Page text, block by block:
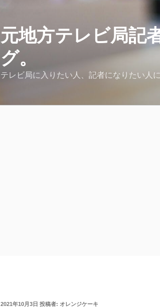
元地方テレビ局記
グ。
テレビ局に入りたい人、記者になりたい人
投
2021年10月3日 投稿者: オレンジケーキ